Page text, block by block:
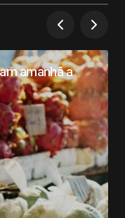
amanhã a